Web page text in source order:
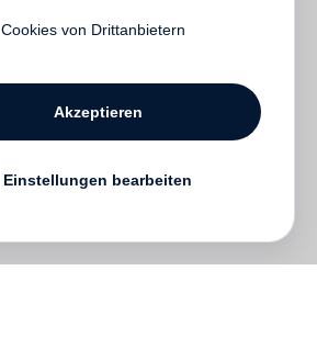
Cookies von Drittanbietern
Akzeptieren
Einstellungen bearbeiten